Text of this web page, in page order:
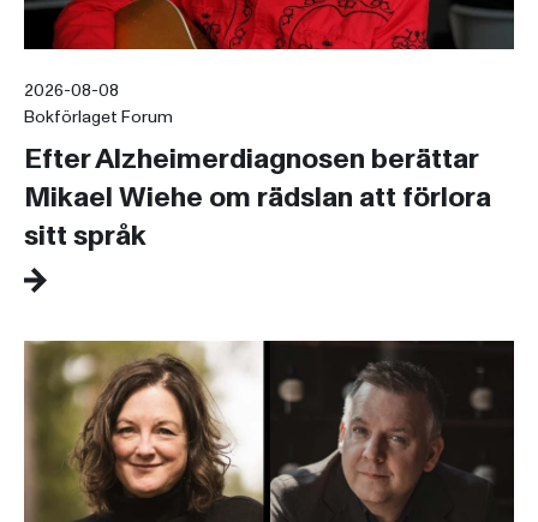
2026-08-08
Bokförlaget Forum
Efter Alzheimerdiagnosen berättar
Mikael Wiehe om rädslan att förlora
sitt språk